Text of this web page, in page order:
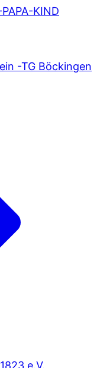
KIND
-TG Böckingen
e.V.